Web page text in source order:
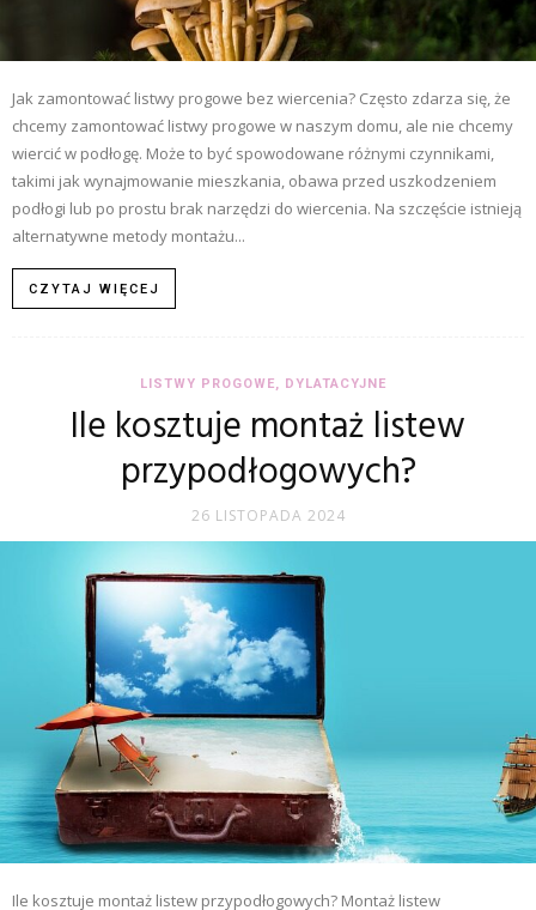
Jak zamontować listwy progowe bez wiercenia? Często zdarza się, że
chcemy zamontować listwy progowe w naszym domu, ale nie chcemy
wiercić w podłogę. Może to być spowodowane różnymi czynnikami,
takimi jak wynajmowanie mieszkania, obawa przed uszkodzeniem
podłogi lub po prostu brak narzędzi do wiercenia. Na szczęście istnieją
alternatywne metody montażu...
CZYTAJ WIĘCEJ
LISTWY PROGOWE, DYLATACYJNE
Ile kosztuje montaż listew
przypodłogowych?
26 LISTOPADA 2024
Ile kosztuje montaż listew przypodłogowych? Montaż listew